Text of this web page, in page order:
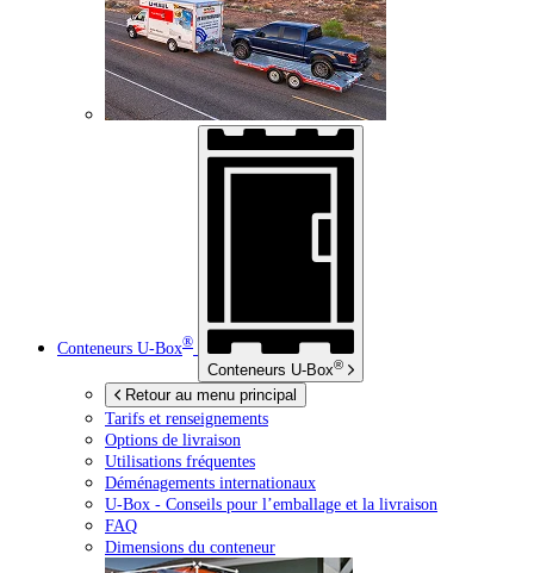
Conteneurs U-Box®
Conteneurs U-Box®
Retour au menu principal
Tarifs et renseignements
Options de livraison
Utilisations fréquentes
Déménagements internationaux
U-Box - Conseils pour l’emballage et la livraison
FAQ
Dimensions du conteneur